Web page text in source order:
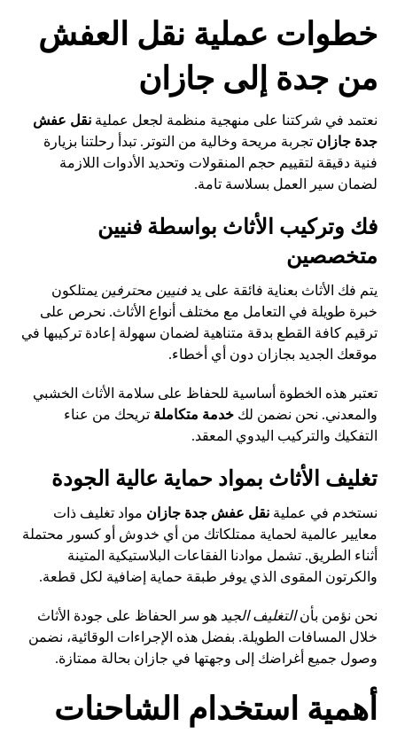
خطوات عملية نقل العفش
من جدة إلى جازان
نعتمد في شركتنا على منهجية منظمة لجعل عمليةنقل عفش
جدة جازان تجربة مريحة وخالية من التوتر. تبدأ رحلتنا بزيارة
فنية دقيقة لتقييم حجم المنقولات وتحديد الأدوات اللازمة
لضمان سير العمل بسلاسة تامة.
فك وتركيب الأثاث بواسطة فنيين
متخصصين
يتم فك الأثاث بعناية فائقة على يدفنيين محترفين يمتلكون
خبرة طويلة في التعامل مع مختلف أنواع الأثاث. نحرص على
ترقيم كافة القطع بدقة متناهية لضمان سهولة إعادة تركيبها في
موقعك الجديد بجازان دون أي أخطاء.
تعتبر هذه الخطوة أساسية للحفاظ على سلامة الأثاث الخشبي
والمعدني. نحن نضمن لكخدمة متكاملة تريحك من عناء
التفكيك والتركيب اليدوي المعقد.
تغليف الأثاث بمواد حماية عالية الجودة
نستخدم في عمليةنقل عفش جدة جازان مواد تغليف ذات
معايير عالمية لحماية ممتلكاتك من أي خدوش أو كسور محتملة
أثناء الطريق. تشمل موادنا الفقاعات البلاستيكية المتينة
والكرتون المقوى الذي يوفر طبقة حماية إضافية لكل قطعة.
نحن نؤمن بأنالتغليف الجيد هو سر الحفاظ على جودة الأثاث
خلال المسافات الطويلة. بفضل هذه الإجراءات الوقائية، نضمن
وصول جميع أغراضك إلى وجهتها في جازان بحالة ممتازة.
أهمية استخدام الشاحنات